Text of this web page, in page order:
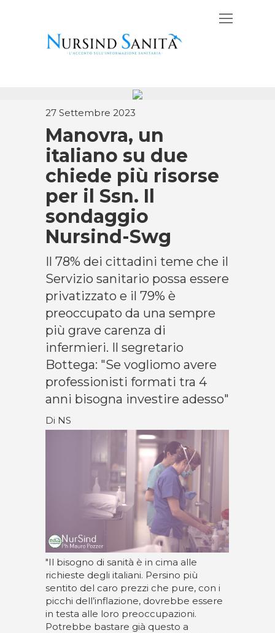
27 Settembre 2023
Manovra, un
italiano su due
chiede più risorse
per il Ssn. Il
sondaggio
Nursind-Swg
Il 78% dei cittadini teme che il
Servizio sanitario possa essere
privatizzato e il 79% è
preoccupato da una sempre
più grave carenza di
infermieri. Il segretario
Bottega: "Se vogliomo avere
professionisti formati tra 4
anni bisogna investire adesso"
Di NS
"Il bisogno di sanità è in cima alle
richieste degli italiani. Persino più
sentito del caro prezzi che pure, con i
picchi dell’inflazione, dovrebbe essere
in testa alle loro preoccupazioni.
Potrebbe bastare già questo a